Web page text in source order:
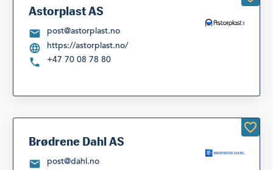
Astorplast AS
post@astorplast.no
https://astorplast.no/
+47 70 08 78 80
Brødrene Dahl AS
post@dahl.no